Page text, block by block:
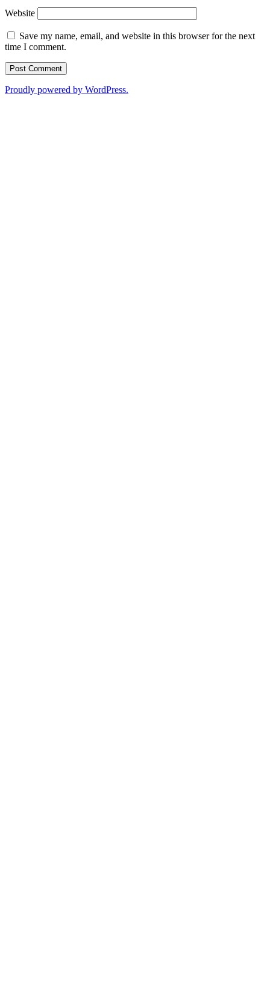
Website
Save my name, email, and website in this browser for the next
time I comment.
Proudly powered by WordPress.